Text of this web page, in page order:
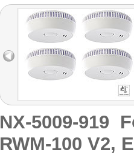
NX-5009-919
RWM-100 V2,